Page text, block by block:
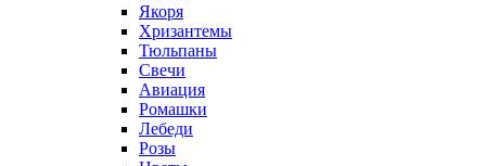
Якоря
Хризантемы
Тюльпаны
Свечи
Авиация
Ромашки
Лебеди
Розы